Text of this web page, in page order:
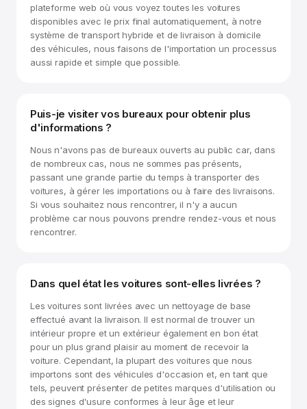
plateforme web où vous voyez toutes les voitures
disponibles avec le prix final automatiquement, à notre
système de transport hybride et de livraison à domicile
des véhicules, nous faisons de l'importation un processus
aussi rapide et simple que possible.
Puis-je visiter vos bureaux pour obtenir plus
d'informations ?
Nous n'avons pas de bureaux ouverts au public car, dans
de nombreux cas, nous ne sommes pas présents,
passant une grande partie du temps à transporter des
voitures, à gérer les importations ou à faire des livraisons.
Si vous souhaitez nous rencontrer, il n'y a aucun
problème car nous pouvons prendre rendez-vous et nous
rencontrer.
Dans quel état les voitures sont-elles livrées ?
Les voitures sont livrées avec un nettoyage de base
effectué avant la livraison. Il est normal de trouver un
intérieur propre et un extérieur également en bon état
pour un plus grand plaisir au moment de recevoir la
voiture. Cependant, la plupart des voitures que nous
importons sont des véhicules d'occasion et, en tant que
tels, peuvent présenter de petites marques d'utilisation ou
des signes d'usure conformes à leur âge et leur